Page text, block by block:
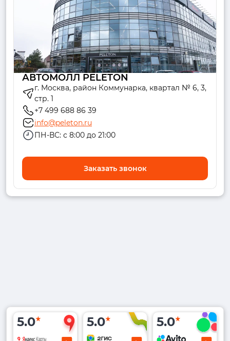
АВТОМОЛЛ PELETON
г. Москва, район Коммунарка, квартал № 6, 3,
стр. 1
+7 499 688 86 39
info@peleton.ru
ПН-ВС: с 8:00 до 21:00
Заказать звонок
5.0 5.0 5.0